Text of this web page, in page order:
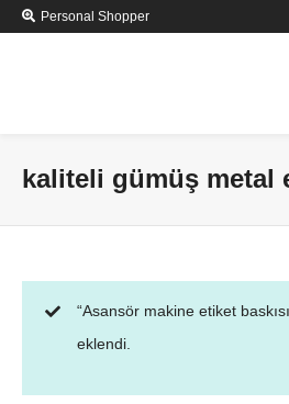
Personal Shopper
kaliteli gümüş metal
“Asansör makine etiket
eklendi.